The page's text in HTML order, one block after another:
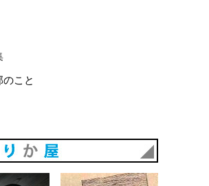
こと
あめりか屋WEBサイト